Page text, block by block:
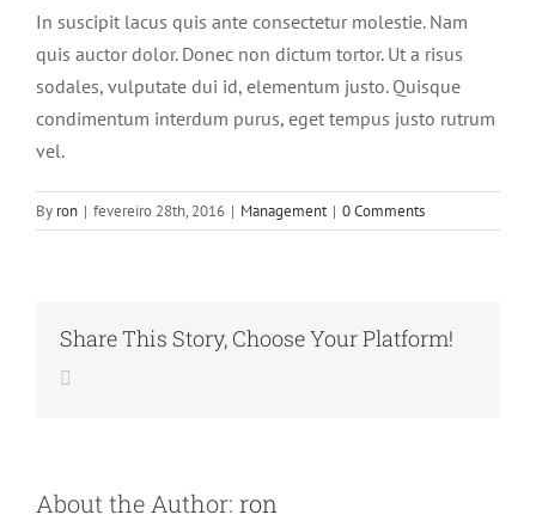
In suscipit lacus quis ante consectetur molestie. Nam
quis auctor dolor. Donec non dictum tortor. Ut a risus
sodales, vulputate dui id, elementum justo. Quisque
condimentum interdum purus, eget tempus justo rutrum
vel.
By ron | fevereiro 28th, 2016 | Management | 0 Comments
Share This Story, Choose Your Platform!
About the Author: ron